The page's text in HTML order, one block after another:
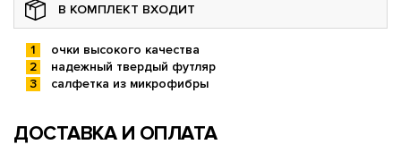
В КОМПЛЕКТ ВХОДИТ
очки высокого качества
надежный твердый футляр
салфетка из микрофибры
ДОСТАВКА И ОПЛАТА